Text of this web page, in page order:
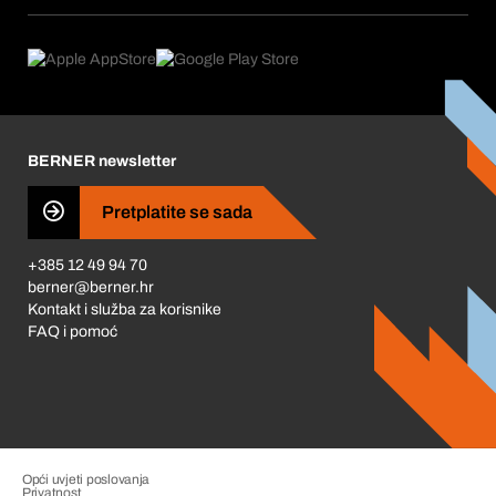
Što nas pokreće
Business Conduct
BERNER newsletter
Pretplatite se sada
+385 12 49 94 70
berner@berner.hr
Kontakt i služba za korisnike
FAQ i pomoć
Opći uvjeti poslovanja
Privatnost